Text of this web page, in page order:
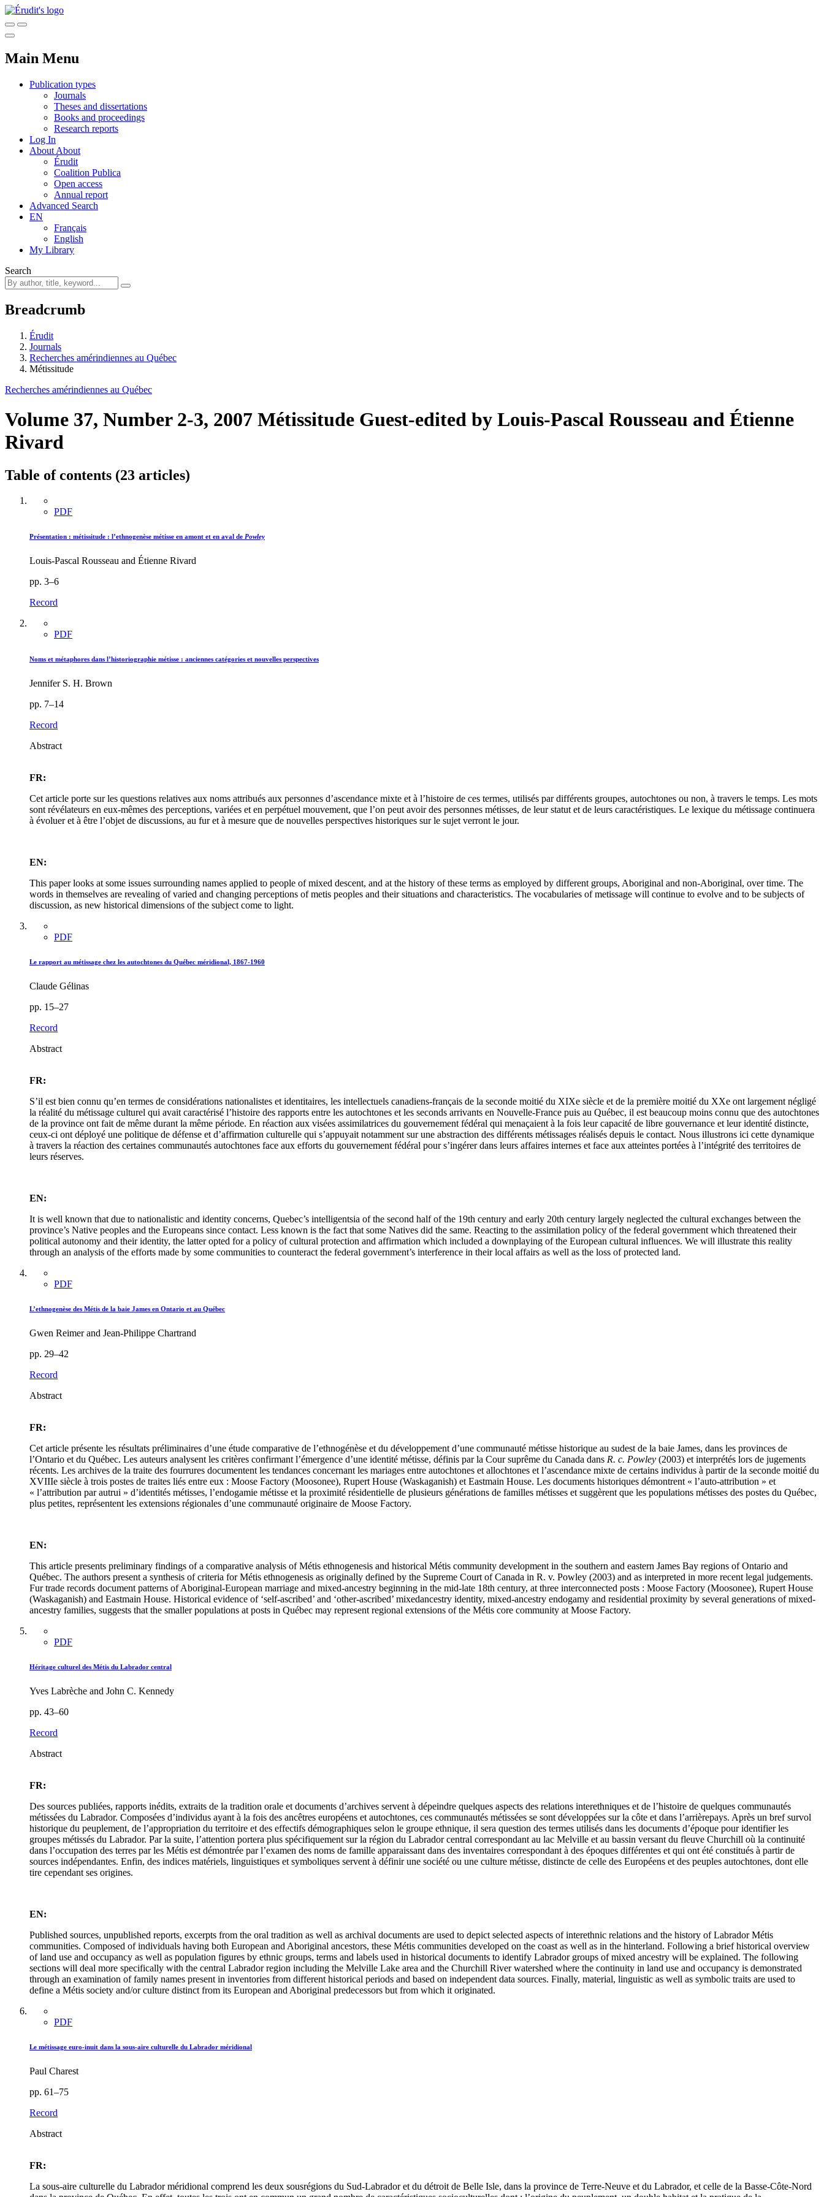
Main Menu
Publication types
Journals
Theses and dissertations
Books and proceedings
Research reports
Log In
About About
Érudit
Coalition Publica
Open access
Annual report
Advanced Search
EN
Français
English
My Library
Search
Breadcrumb
Érudit
Journals
Recherches amérindiennes au Québec
Métissitude
Recherches amérindiennes au Québec
Volume 37, Number 2-3, 2007 Métissitude Guest-edited by Louis-Pascal Rousseau and Étienne
Rivard
Table of contents (23 articles)
PDF
Présentation : métissitude : l’ethnogenèse métisse en amont et en aval de Powley
Louis-Pascal Rousseau and Étienne Rivard
pp. 3–6
Record
PDF
Noms et métaphores dans l’historiographie métisse : anciennes catégories et nouvelles perspectives
Jennifer S. H. Brown
pp. 7–14
Record
Abstract
FR:
Cet article porte sur les questions relatives aux noms attribués aux personnes d’ascendance mixte et à l’histoire de ces termes, utilisés par différents groupes, autochtones ou non, à travers le temps. Les mots
sont révélateurs en eux-mêmes des perceptions, variées et en perpétuel mouvement, que l’on peut avoir des personnes métisses, de leur statut et de leurs caractéristiques. Le lexique du métissage continuera
à évoluer et à être l’objet de discussions, au fur et à mesure que de nouvelles perspectives historiques sur le sujet verront le jour.
EN:
This paper looks at some issues surrounding names applied to people of mixed descent, and at the history of these terms as employed by different groups, Aboriginal and non-Aboriginal, over time. The
words in themselves are revealing of varied and changing perceptions of metis peoples and their situations and characteristics. The vocabularies of metissage will continue to evolve and to be subjects of
discussion, as new historical dimensions of the subject come to light.
PDF
Le rapport au métissage chez les autochtones du Québec méridional, 1867-1960
Claude Gélinas
pp. 15–27
Record
Abstract
FR:
S’il est bien connu qu’en termes de considérations nationalistes et identitaires, les intellectuels canadiens-français de la seconde moitié du XIXe siècle et de la première moitié du XXe ont largement négligé
la réalité du métissage culturel qui avait caractérisé l’histoire des rapports entre les autochtones et les seconds arrivants en Nouvelle-France puis au Québec, il est beaucoup moins connu que des autochtones
de la province ont fait de même durant la même période. En réaction aux visées assimilatrices du gouvernement fédéral qui menaçaient à la fois leur capacité de libre gouvernance et leur identité distincte,
ceux-ci ont déployé une politique de défense et d’affirmation culturelle qui s’appuyait notamment sur une abstraction des différents métissages réalisés depuis le contact. Nous illustrons ici cette dynamique
à travers la réaction des certaines communautés autochtones face aux efforts du gouvernement fédéral pour s’ingérer dans leurs affaires internes et face aux atteintes portées à l’intégrité des territoires de
leurs réserves.
EN:
It is well known that due to nationalistic and identity concerns, Quebec’s intelligentsia of the second half of the 19th century and early 20th century largely neglected the cultural exchanges between the
province’s Native peoples and the Europeans since contact. Less known is the fact that some Natives did the same. Reacting to the assimilation policy of the federal government which threatened their
political autonomy and their identity, the latter opted for a policy of cultural protection and affirmation which included a downplaying of the European cultural influences. We will illustrate this reality
through an analysis of the efforts made by some communities to counteract the federal government’s interference in their local affairs as well as the loss of protected land.
PDF
L’ethnogenèse des Métis de la baie James en Ontario et au Québec
Gwen Reimer and Jean-Philippe Chartrand
pp. 29–42
Record
Abstract
FR:
Cet article présente les résultats préliminaires d’une étude comparative de l’ethnogénèse et du développement d’une communauté métisse historique au sudest de la baie James, dans les provinces de
l’Ontario et du Québec. Les auteurs analysent les critères confirmant l’émergence d’une identité métisse, définis par la Cour suprême du Canada dans R. c. Powley (2003) et interprétés lors de jugements
récents. Les archives de la traite des fourrures documentent les tendances concernant les mariages entre autochtones et allochtones et l’ascendance mixte de certains individus à partir de la seconde moitié du
XVIIIe siècle à trois postes de traites liés entre eux : Moose Factory (Moosonee), Rupert House (Waskaganish) et Eastmain House. Les documents historiques démontrent « l’auto-attribution » et
« l’attribution par autrui » d’identités métisses, l’endogamie métisse et la proximité résidentielle de plusieurs générations de familles métisses et suggèrent que les populations métisses des postes du Québec,
plus petites, représentent les extensions régionales d’une communauté originaire de Moose Factory.
EN:
This article presents preliminary findings of a comparative analysis of Métis ethnogenesis and historical Métis community development in the southern and eastern James Bay regions of Ontario and
Québec. The authors present a synthesis of criteria for Métis ethnogenesis as originally defined by the Supreme Court of Canada in R. v. Powley (2003) and as interpreted in more recent legal judgements.
Fur trade records document patterns of Aboriginal-European marriage and mixed-ancestry beginning in the mid-late 18th century, at three interconnected posts : Moose Factory (Moosonee), Rupert House
(Waskaganish) and Eastmain House. Historical evidence of ‘self-ascribed’ and ‘other-ascribed’ mixedancestry identity, mixed-ancestry endogamy and residential proximity by several generations of mixed-
ancestry families, suggests that the smaller populations at posts in Québec may represent regional extensions of the Métis core community at Moose Factory.
PDF
Héritage culturel des Métis du Labrador central
Yves Labrèche and John C. Kennedy
pp. 43–60
Record
Abstract
FR:
Des sources publiées, rapports inédits, extraits de la tradition orale et documents d’archives servent à dépeindre quelques aspects des relations interethniques et de l’histoire de quelques communautés
métissées du Labrador. Composées d’individus ayant à la fois des ancêtres européens et autochtones, ces communautés métissées se sont développées sur la côte et dans l’arrièrepays. Après un bref survol
historique du peuplement, de l’appropriation du territoire et des effectifs démographiques selon le groupe ethnique, il sera question des termes utilisés dans les documents d’époque pour identifier les
groupes métissés du Labrador. Par la suite, l’attention portera plus spécifiquement sur la région du Labrador central correspondant au lac Melville et au bassin versant du fleuve Churchill où la continuité
dans l’occupation des terres par les Métis est démontrée par l’examen des noms de famille apparaissant dans des inventaires correspondant à des époques différentes et qui ont été constitués à partir de
sources indépendantes. Enfin, des indices matériels, linguistiques et symboliques servent à définir une société ou une culture métisse, distincte de celle des Européens et des peuples autochtones, dont elle
tire cependant ses origines.
EN:
Published sources, unpublished reports, excerpts from the oral tradition as well as archival documents are used to depict selected aspects of interethnic relations and the history of Labrador Métis
communities. Composed of individuals having both European and Aboriginal ancestors, these Métis communities developed on the coast as well as in the hinterland. Following a brief historical overview
of land use and occupancy as well as population figures by ethnic groups, terms and labels used in historical documents to identify Labrador groups of mixed ancestry will be explained. The following
sections will deal more specifically with the central Labrador region including the Melville Lake area and the Churchill River watershed where the continuity in land use and occupancy is demonstrated
through an examination of family names present in inventories from different historical periods and based on independent data sources. Finally, material, linguistic as well as symbolic traits are used to
define a Métis society and/or culture distinct from its European and Aboriginal predecessors but from which it originated.
PDF
Le métissage euro-inuit dans la sous-aire culturelle du Labrador méridional
Paul Charest
pp. 61–75
Record
Abstract
FR:
La sous-aire culturelle du Labrador méridional comprend les deux sousrégions du Sud-Labrador et du détroit de Belle Isle, dans la province de Terre-Neuve et du Labrador, et celle de la Basse-Côte-Nord